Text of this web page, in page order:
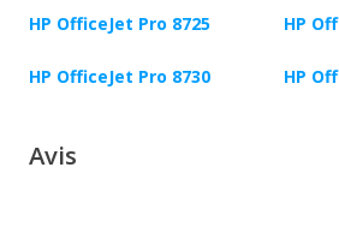
HP OfficeJet Pro 8725 HP
HP OfficeJet Pro 8730 HP
Avis